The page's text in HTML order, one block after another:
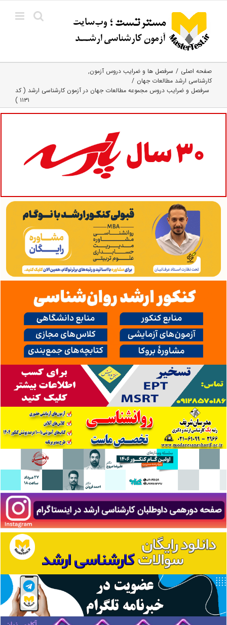
content
صفحه اصلی
سرفصل ها و ضرایب دروس آزمون
کارشناسی ارشد مطالعات جهان
سرفصل و ضرایب دروس مجموعه مطالعات جهان در آزمون کارشناسی ارشد ( کد
۱۱۳۱ )